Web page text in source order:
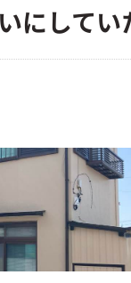
してい